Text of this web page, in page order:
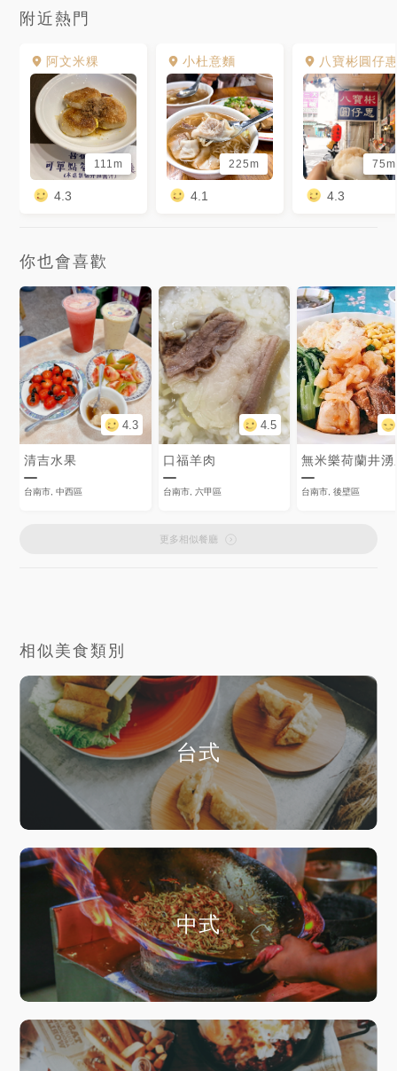
附近熱門
阿文米粿
111m
4.3
小杜意麵
225m
4.1
八寶彬圓仔
75m
4.3
你也會喜歡
4.3
清吉水果
台南市, 中西區
4.5
口福羊肉
台南市, 六甲區 台南市, 後壁區
更多相似餐廳
相似美食類別
台式
中式